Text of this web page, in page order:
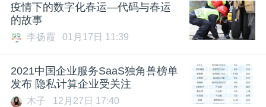
疫情下的数字化春运—代码与春运
的故事
李扬霞 01月17日 11:39
2021中国企业服务SaaS独角兽榜单
发布 隐私计算企业受关注
木子 12月27日 17:40